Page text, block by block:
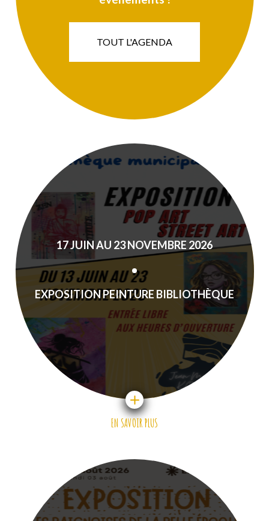
TOUT L'AGENDA
17JUINAU 23NOVEMBRE 2026
EXPOSITION PEINTURE BIBLIOTHÈQUE
EN SAVOIR PLUS